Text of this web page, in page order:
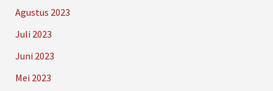
Agustus 2023
Juli 2023
Juni 2023
Mei 2023